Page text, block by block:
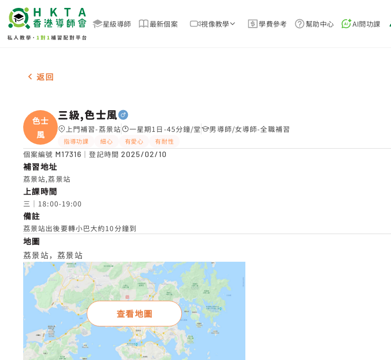
星級導師 最新個案 視像教學 學費參考 幫助中心 AI問功課
男-1名 三級,色士風，荔景站 補習推介
返回
色士
風
三級,色士風
上門補習-荔景站 一星期1日-45分鐘/堂 男導師/女導師-全職補習
指導功課 細心 有愛心 有耐性
個案編號 M17316 ｜登記時間 2025/02/10
補習地址
荔景站,荔景站
上課時間
三｜18:00-19:00
備註
荔景站出後要轉小巴大約10分鐘到
地圖
荔景站，荔景站
查看地圖